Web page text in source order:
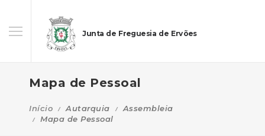
Junta de Freguesia de Ervões
Mapa de Pessoal
Início Autarquia
Assembleia
Mapa de Pessoal